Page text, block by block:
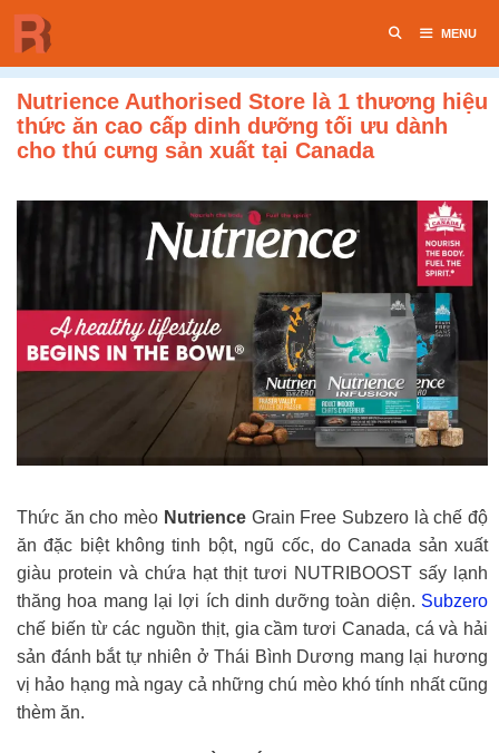
Chuyển
đến
nội
dung
MENU
Nutrience Authorised Store là 1 thương hiệu
thức ăn cao cấp dinh dưỡng tối ưu dành
cho thú cưng sản xuất tại Canada
Thức ăn cho mèo NutrienceGrain Free Subzero là chế độ
ăn đặc biệt không tinh bột, ngũ cốc, do Canada sản xuất
giàu protein và chứa hạt thịt tươi NUTRIBOOST sấy lạnh
thăng hoa mang lại lợi ích dinh dưỡng toàn diện. Subzero
chế biến từ các nguồn thịt, gia cầm tươi Canada, cá và hải
sản đánh bắt tự nhiên ở Thái Bình Dương mang lại hương
vị hảo hạng mà ngay cả những chú mèo khó tính nhất cũng
thèm ăn.